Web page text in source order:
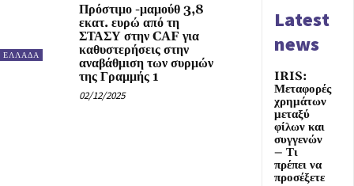
ΕΛΛΑΔΑ
Πρόστιμο -μαμούθ 3,8
εκατ. ευρώ από τη
ΣΤΑΣΥ στην CAF για
καθυστερήσεις στην
αναβάθμιση των συρμών
της Γραμμής 1
02/12/2025
Latest
news
IRIS:
Μεταφορές
χρημάτων
μεταξύ
φίλων και
συγγενών
– Τι
πρέπει να
προσέξετε